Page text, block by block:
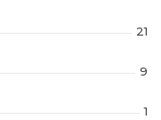
21
9
1